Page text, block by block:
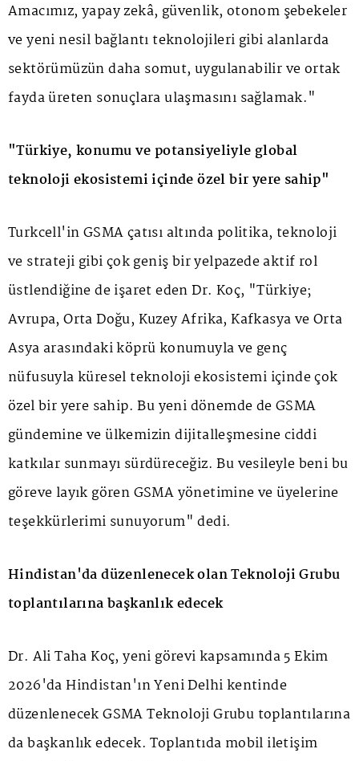
Amacımız, yapay zekâ, güvenlik, otonom şebekeler
ve yeni nesil bağlantı teknolojileri gibi alanlarda
sektörümüzün daha somut, uygulanabilir ve ortak
fayda üreten sonuçlara ulaşmasını sağlamak."
"Türkiye, konumu ve potansiyeliyle global
teknoloji ekosistemi içinde özel bir yere sahip"
Turkcell'in GSMA çatısı altında politika, teknoloji
ve strateji gibi çok geniş bir yelpazede aktif rol
üstlendiğine de işaret eden Dr. Koç, "Türkiye;
Avrupa, Orta Doğu, Kuzey Afrika, Kafkasya ve Orta
Asya arasındaki köprü konumuyla ve genç
nüfusuyla küresel teknoloji ekosistemi içinde çok
özel bir yere sahip. Bu yeni dönemde de GSMA
gündemine ve ülkemizin dijitalleşmesine ciddi
katkılar sunmayı sürdüreceğiz. Bu vesileyle beni bu
göreve layık gören GSMA yönetimine ve üyelerine
teşekkürlerimi sunuyorum" dedi.
Hindistan'da düzenlenecek olan Teknoloji Grubu
toplantılarına başkanlık edecek
Dr. Ali Taha Koç, yeni görevi kapsamında 5 Ekim
2026'da Hindistan'ın Yeni Delhi kentinde
düzenlenecek GSMA Teknoloji Grubu toplantılarına
da başkanlık edecek. Toplantıda mobil iletişim